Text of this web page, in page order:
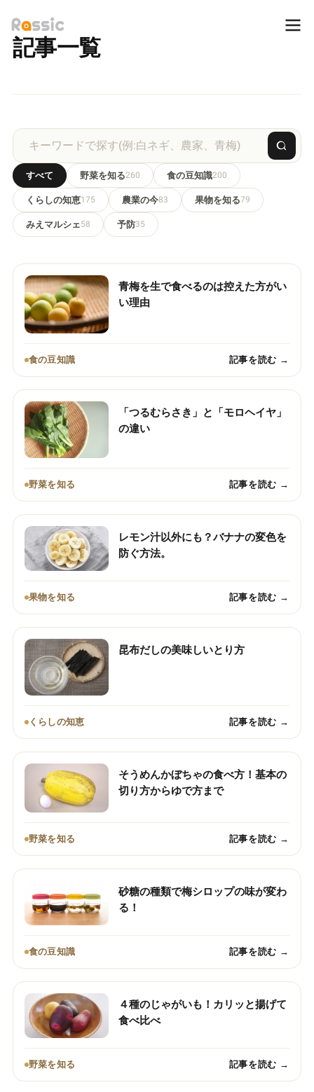
記事一覧
すべて 野菜を知る260 食の豆知識200
くらしの知恵175 農業の今83 果物を知る79
みえマルシェ58 予防35
青梅を生で食べるのは控えた方がい
い理由
食の豆知識 記事を読む →
「つるむらさき」と「モロヘイヤ」
の違い
野菜を知る 記事を読む →
レモン汁以外にも？バナナの変色を
防ぐ方法。
果物を知る 記事を読む →
昆布だしの美味しいとり方
くらしの知恵 記事を読む →
そうめんかぼちゃの食べ方！基本の
切り方からゆで方まで
野菜を知る 記事を読む →
砂糖の種類で梅シロップの味が変わ
る！
食の豆知識 記事を読む →
４種のじゃがいも！カリッと揚げて
食べ比べ
野菜を知る 記事を読む →